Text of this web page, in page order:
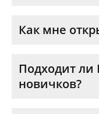
Как мне
Подходит ли
новичков?